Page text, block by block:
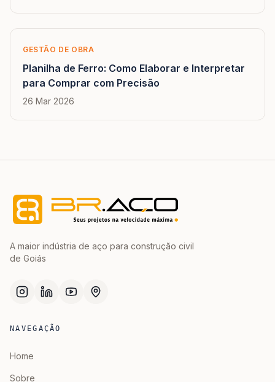
GESTÃO DE OBRA
Planilha de Ferro: Como Elaborar e Interpretar
para Comprar com Precisão
26 Mar 2026
A maior indústria de aço para construção civil
de Goiás
NAVEGAÇÃO
Home
Sobre